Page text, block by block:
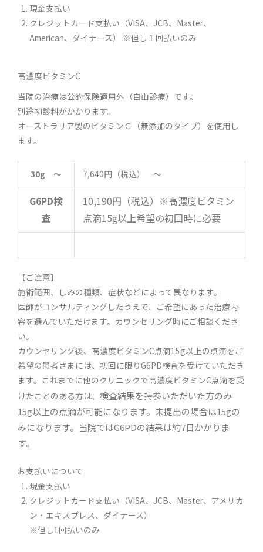
現金支払い
クレジットカード支払い（VISA、JCB、Master、
American、ダイナース） ※但し１回払いのみ
高濃度ビタミンC
当院の治療は公的保険適用外（自由診療）です。
別途初診料がかかります。
オーストラリア製のビタミンＣ（無添加のタイプ）を使用し
ます。
30g ～ 7,640円（税込） ～
G6PD検
査
10,190円（税込）※高濃度ビタミン
点滴15g以上希望の初回時に必要
【ご注意】
施術範囲、しみの種類、症状などによって異なります。
医師がコンサルティングしたうえで、ご希望にあった治療内
容を選んでいただけます。カウンセリング時にご相談くださ
い。
カウンセリング後、高濃度ビタミンC点滴15g以上の点滴をご
希望の患者さまには、初回に限りG6PD検査を受けていただき
ます。これまでに他のクリニックで高濃度ビタミンC点滴を受
けたことのある方は、 検査結果を持参いただいた方のみ
15g以上の点滴が可能になります。 未提出の場合は15gの
みになります。 当院ではG6PDの結果は約7日かかりま
す。
お支払いについて
現金支払い
クレジットカード支払い（VISA、JCB、Master、アメリカ
ン・エキスプレス、ダイナース）
※但し1回払いのみ